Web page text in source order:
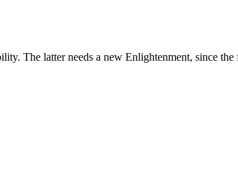
The latter needs a new Enlightenment, since